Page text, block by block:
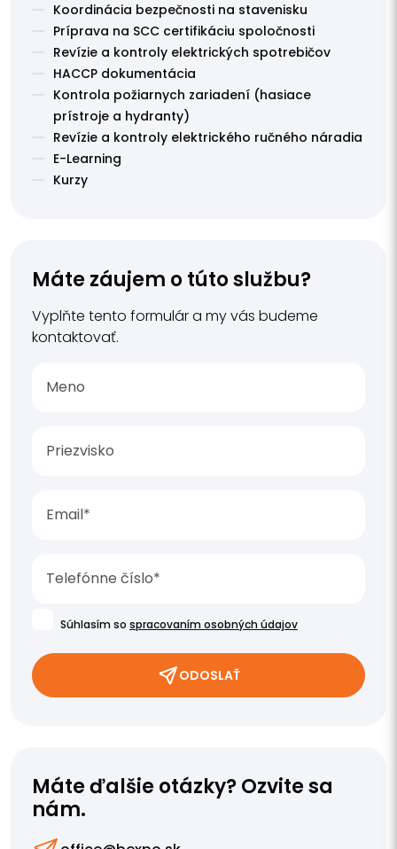
Koordinácia bezpečnosti na stavenisku
Príprava na SCC certifikáciu spoločnosti
Revízie a kontroly elektrických spotrebičov
HACCP dokumentácia
Kontrola požiarnych zariadení (hasiace
prístroje a hydranty)
Revízie a kontroly elektrického ručného náradia
E-Learning
Kurzy
Máte záujem o túto službu?
Vyplňte tento formulár a my vás budeme
kontaktovať.
Súhlasím so spracovaním osobných údajov
ODOSLAŤ
Máte ďalšie otázky? Ozvite sa
nám.